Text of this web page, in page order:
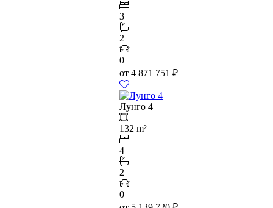
3
2
0
от 4 871 751 ₽
Лунго 4
132 m²
4
2
0